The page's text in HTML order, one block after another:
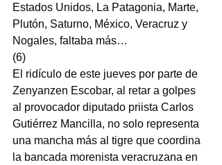
Estados Unidos, La Patagonia, Marte,
Plutón, Saturno, México, Veracruz y
Nogales, faltaba más…
(6)
El ridículo de este jueves por parte de
Zenyanzen Escobar, al retar a golpes
al provocador diputado priista Carlos
Gutiérrez Mancilla, no solo representa
una mancha más al tigre que coordina
la bancada morenista veracruzana en